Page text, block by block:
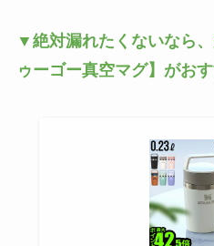
▼絶対漏れたくないなら
ゥーゴー真空マグ】がおす